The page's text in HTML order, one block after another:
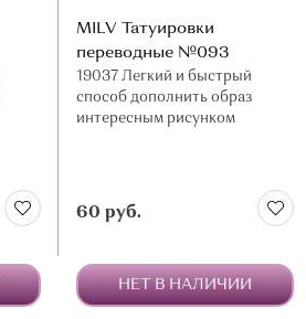
MILV Татуировки
переводные №093
19037 Легкий и быстрый
способ дополнить образ
интересным рисунком
60 руб.
НЕТ В НАЛИЧИИ